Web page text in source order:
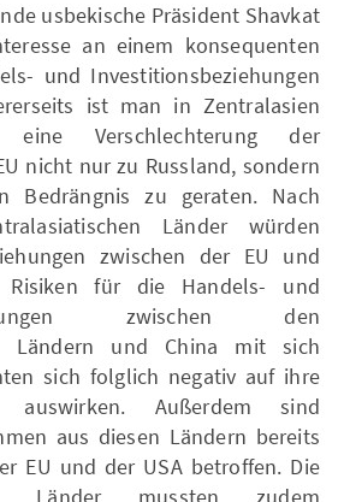
usbekische Präsident Shavkat
an einem konsequenten
und Investitionsbeziehungen
ist man in Zentralasien
Verschlechterung der
nicht nur zu Russland, sondern
Bedrängnis zu geraten. Nach
Länder würden
zwischen der EU und
Risiken für die Handels- und
zwischen den
Ländern und China mit sich
sich folglich negativ auf ihre
auswirken. Außerdem sind
aus diesen Ländern bereits
EU und der USA betroffen. Die
Länder mussten zudem